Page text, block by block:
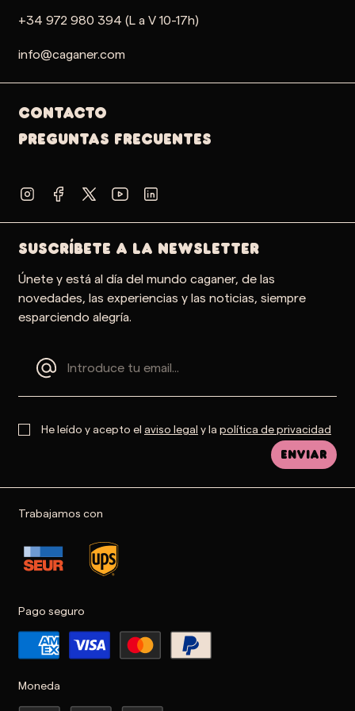
+34 972 980 394 (L a V 10-17h)
info@caganer.com
Contacto
PREGUNTAS FRECUENTES
SUSCRÍBETE A LA NEWSLETTER
Únete y está al día del mundo caganer, de las
novedades, las experiencias y las noticias, siempre
esparciendo alegría.
He leído y acepto el aviso legal y la política de privacidad
Enviar
Trabajamos con
Pago seguro
Moneda